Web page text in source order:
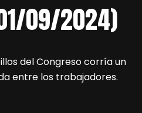
09/2024)
del Congreso corría un
entre los trabajadores.